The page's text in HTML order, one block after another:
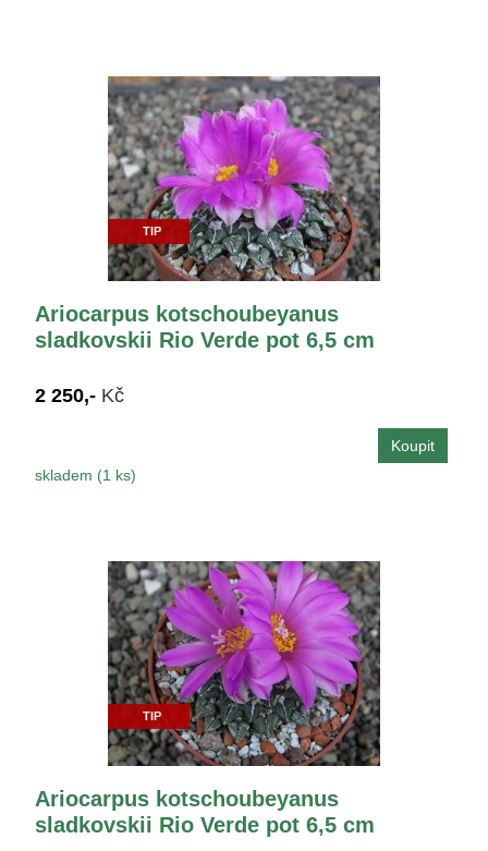
TIP
Ariocarpus kotschoubeyanus
sladkovskii Rio Verde pot 6,5 cm
2 250,- Kč
skladem (1 ks)
TIP
Ariocarpus kotschoubeyanus
sladkovskii Rio Verde pot 6,5 cm